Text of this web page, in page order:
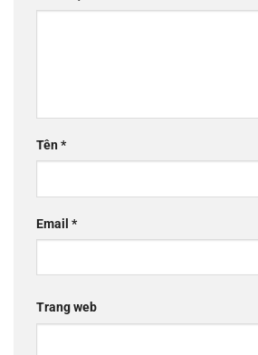
Tên*
Email *
Trang web